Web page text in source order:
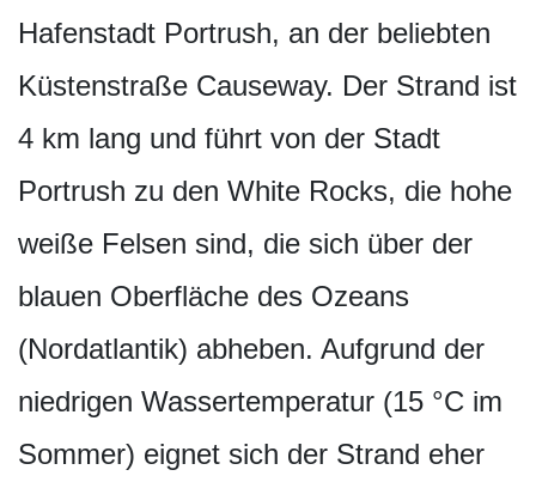
Hafenstadt Portrush, an der beliebten
Küstenstraße Causeway. Der Strand ist
4 km lang und führt von der Stadt
Portrush zu den White Rocks, die hohe
weiße Felsen sind, die sich über der
blauen Oberfläche des Ozeans
(Nordatlantik) abheben. Aufgrund der
niedrigen Wassertemperatur (15 °C im
Sommer) eignet sich der Strand eher